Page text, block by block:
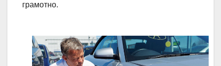
грамотно.